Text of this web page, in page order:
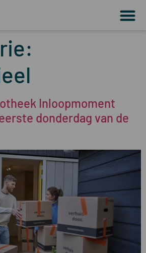
Inloopmoment
donderdag van de